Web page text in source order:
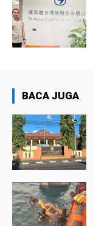
BACA JUGA